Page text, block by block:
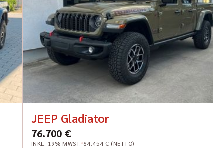
JEEP Gladiator
76.700 €
INKL. 19% MWST. 64.454 € (NETTO)